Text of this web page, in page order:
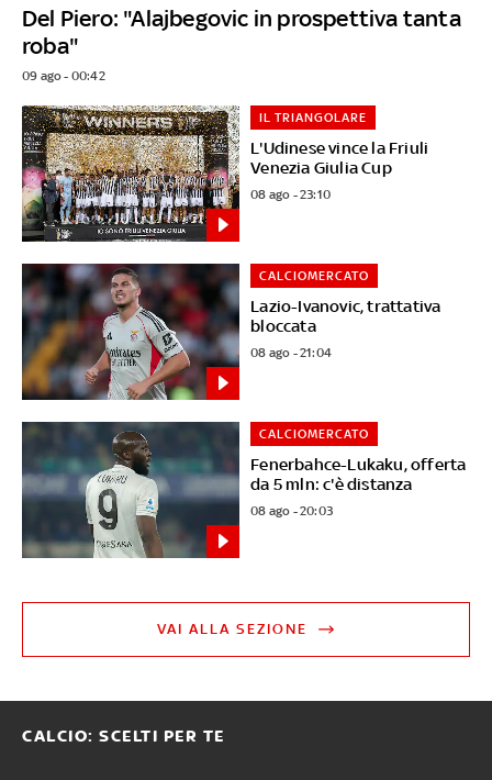
Del Piero: "Alajbegovic in prospettiva tanta
roba"
09 ago - 00:42
L'Udinese vince la Friuli
Venezia Giulia Cup
IL TRIANGOLARE
08 ago - 23:10
Lazio-Ivanovic, trattativa
bloccata
CALCIOMERCATO
08 ago - 21:04
Fenerbahce-Lukaku, offerta
da 5 mln: c'è distanza
CALCIOMERCATO
08 ago - 20:03
VAI ALLA SEZIONE
CALCIO: SCELTI PER TE